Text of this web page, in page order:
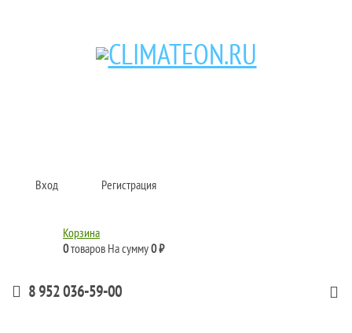
Кондиционеры и сплит-системы, газовые котлы, тепловые завесы, водяные
Вход Регистрация
Корзина
0товаров На сумму0 ₽
8 952 036-59-00